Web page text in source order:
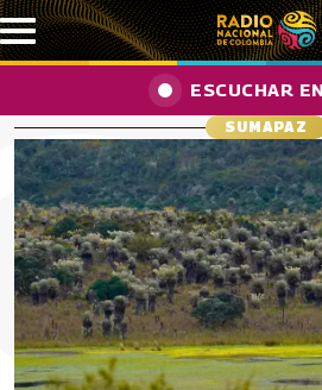
Pasar al contenido principal
ESCUCHAR
SUMAPAZ